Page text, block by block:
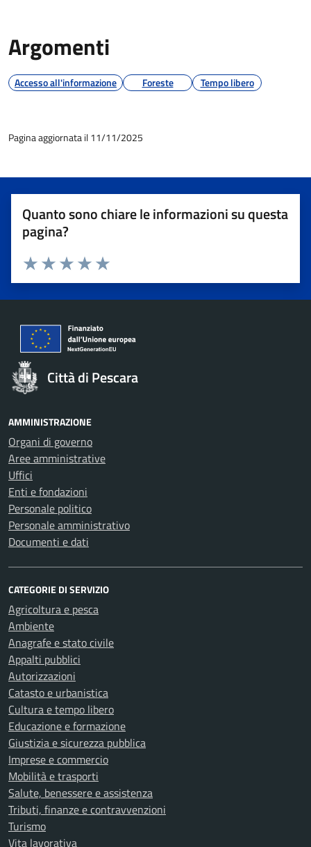
Argomenti
Accesso all'informazione Foreste Tempo libero
Pagina aggiornata il 11/11/2025
Quanto sono chiare le informazioni su questa
pagina?
Valuta 5 stelle su 5
Valuta 4 stelle su 5
Valuta 3 stelle su 5
Valuta 2 stelle su 5
Valuta 1 stelle su 5
Città di Pescara
AMMINISTRAZIONE
Organi di governo
Aree amministrative
Uffici
Enti e fondazioni
Personale politico
Personale amministrativo
Documenti e dati
CATEGORIE DI SERVIZIO
Agricoltura e pesca
Ambiente
Anagrafe e stato civile
Appalti pubblici
Autorizzazioni
Catasto e urbanistica
Cultura e tempo libero
Educazione e formazione
Giustizia e sicurezza pubblica
Imprese e commercio
Mobilità e trasporti
Salute, benessere e assistenza
Tributi, finanze e contravvenzioni
Turismo
Vita lavorativa